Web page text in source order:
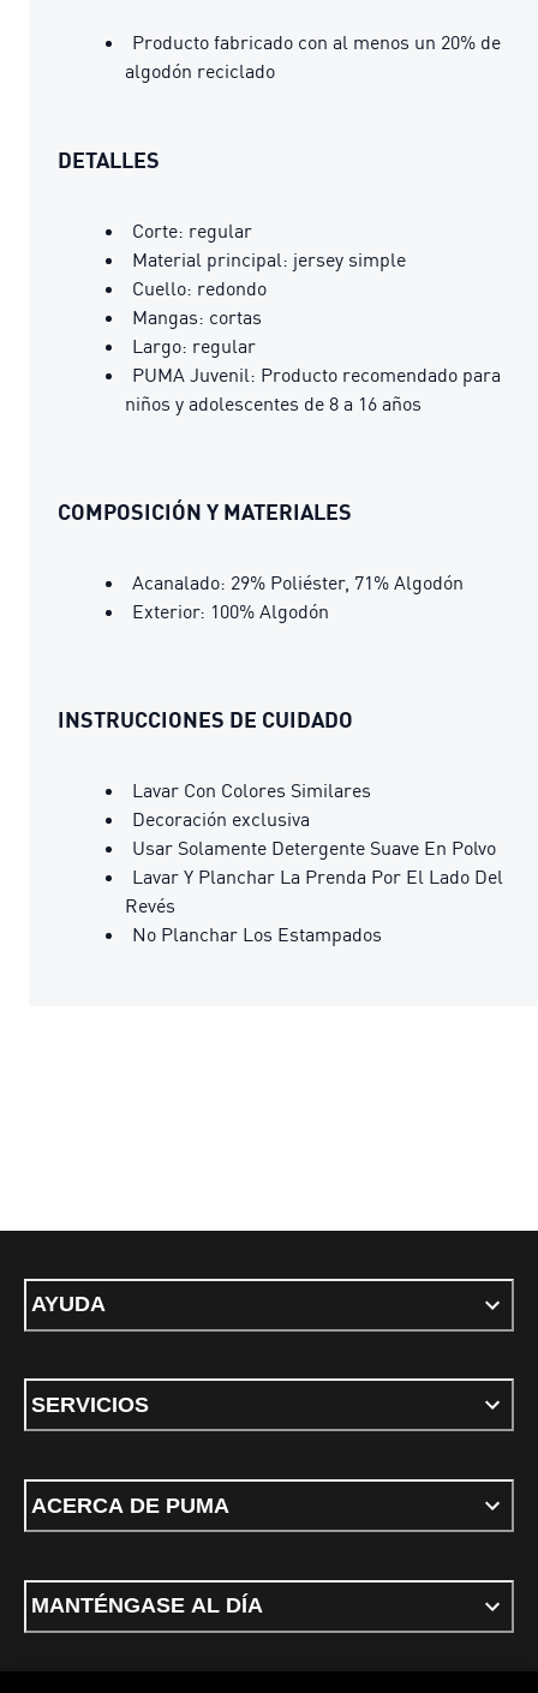
Producto fabricado con al menos un 20% de
algodón reciclado
DETALLES
Corte: regular
Material principal: jersey simple
Cuello: redondo
Mangas: cortas
Largo: regular
PUMA Juvenil: Producto recomendado para
niños y adolescentes de 8 a 16 años
COMPOSICIÓN Y MATERIALES
Acanalado: 29% Poliéster, 71% Algodón
Exterior: 100% Algodón
INSTRUCCIONES DE CUIDADO
Lavar Con Colores Similares
Decoración exclusiva
Usar Solamente Detergente Suave En Polvo
Lavar Y Planchar La Prenda Por El Lado Del
Revés
No Planchar Los Estampados
AYUDA
SERVICIOS
ACERCA DE PUMA
MANTÉNGASE AL DÍA